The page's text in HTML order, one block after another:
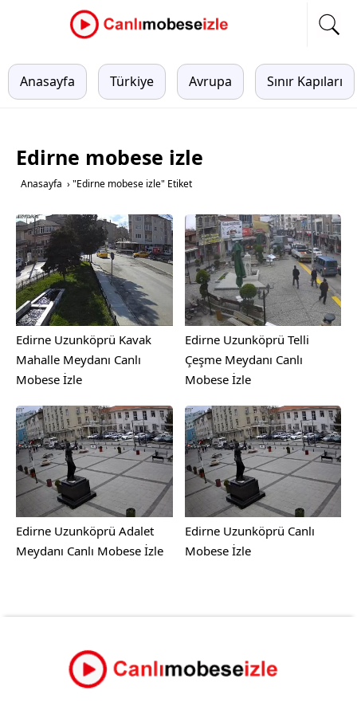
Anasayfa Türkiye Avrupa Sınır Kapıları
Edirne mobese izle
Anasayfa › "Edirne mobese izle" Etiket
Edirne Uzunköprü Kavak
Mahalle Meydanı Canlı
Mobese İzle
Edirne Uzunköprü Telli
Çeşme Meydanı Canlı
Mobese İzle
Edirne Uzunköprü Adalet
Meydanı Canlı Mobese İzle
Edirne Uzunköprü Canlı
Mobese İzle